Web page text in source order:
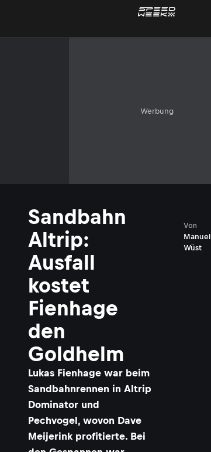
Werbung
Sandbahn
Altrip:
Ausfall
kostet
Fienhage
den
Goldhelm
Lukas Fienhage war beim
Sandbahnrennen in Altrip
Dominator und
Pechvogel, wovon Dave
Meijerink profitierte. Bei
Manuel
Wüst
Von